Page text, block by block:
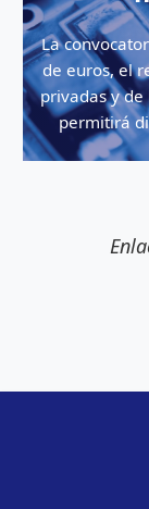
La
de euros, el
privadas y de
permitirá